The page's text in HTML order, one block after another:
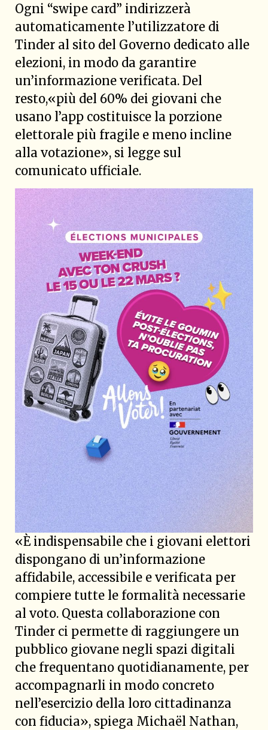
Ogni “swipe card” indirizzerà
automaticamente l’utilizzatore di
Tinder al sito del Governo dedicato alle
elezioni, in modo da garantire
un’informazione verificata. Del
resto,«più del 60% dei giovani che
usano l’app costituisce la porzione
elettorale più fragile e meno incline
alla votazione», si legge sul
comunicato ufficiale.
«È indispensabile che i giovani elettori
dispongano di un’informazione
affidabile, accessibile e verificata per
compiere tutte le formalità necessarie
al voto. Questa collaborazione con
Tinder ci permette di raggiungere un
pubblico giovane negli spazi digitali
che frequentano quotidianamente, per
accompagnarli in modo concreto
nell’esercizio della loro cittadinanza
con fiducia», spiega Michaël Nathan,